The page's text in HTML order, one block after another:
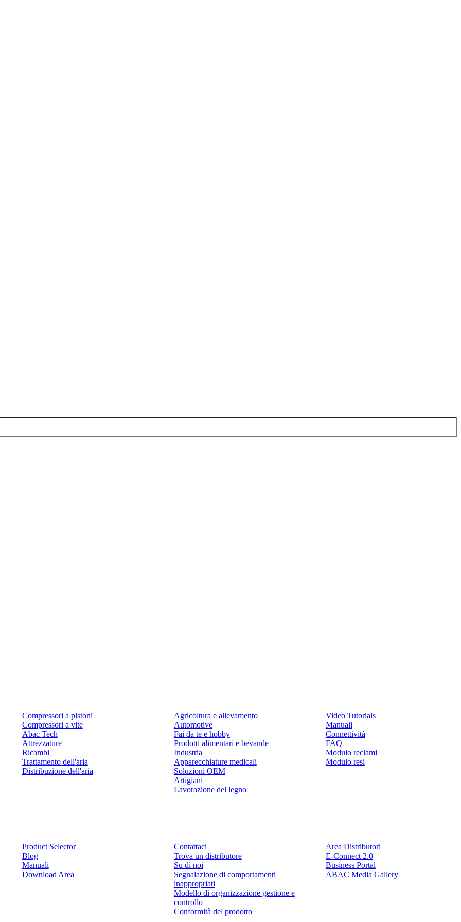
Compressori a pistoni
Compressori a vite
Abac Tech
Attrezzature
Ricambi
Trattamento dell'aria
Distribuzione dell'aria
Agricoltura e allevamento
Automotive
Fai da te e hobby
Prodotti alimentari e bevande
Industria
Apparecchiature medicali
Soluzioni OEM
Artigiani
Lavorazione del legno
Video Tutorials
Manuali
Connettività
FAQ
Modulo reclami
Modulo resi
Product Selector
Blog
Manuali
Download Area
Contattaci
Trova un distributore
Su di noi
Segnalazione di comportamenti
inappropriati
Modello di organizzazione gestione e
controllo
Conformità del prodotto
Area Distributori
E-Connect 2.0
Business Portal
ABAC Media Gallery